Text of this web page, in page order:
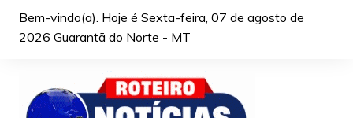
Bem-vindo(a). Hoje é Sexta-feira, 07 de agosto de
2026 Guarantã do Norte - MT